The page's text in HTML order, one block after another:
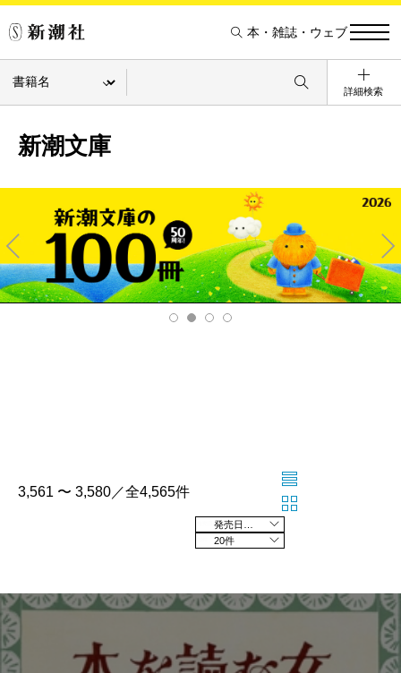
本・雑誌・ウェブ
詳細検索
新潮文庫
Pre
v
Ne
xt
3,561 〜 3,580／全4,565件
20件